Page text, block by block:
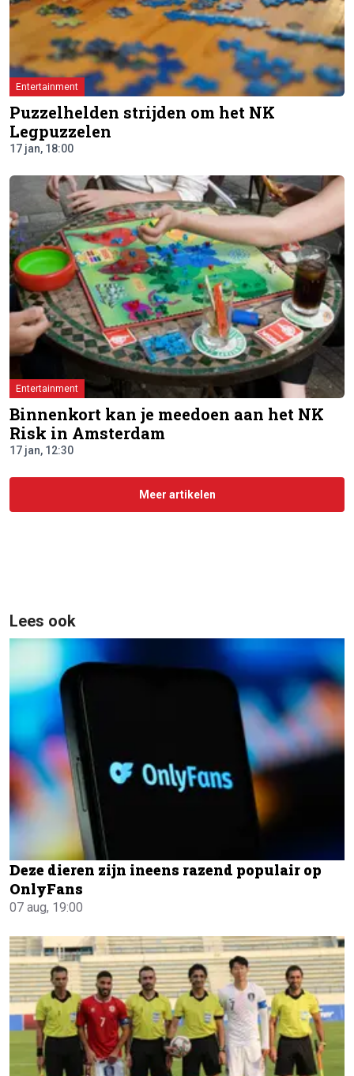
Entertainment
Puzzelhelden strijden om het NK
Legpuzzelen
17 jan, 18:00
Entertainment
Binnenkort kan je meedoen aan het NK
Risk in Amsterdam
17 jan, 12:30
Meer artikelen
Lees ook
Deze dieren zijn ineens razend populair op
OnlyFans
07 aug, 19:00